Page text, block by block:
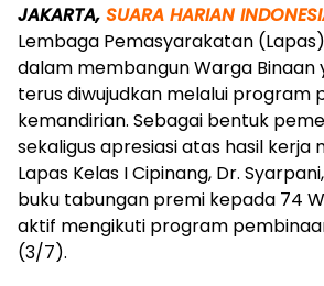
JAKARTA, SUARA HARIAN
Lembaga Pemasyarakatan
dalam membangun Warga Binaan
terus diwujudkan melalui program
kemandirian. Sebagai bentuk
sekaligus apresiasi atas hasil kerja
Lapas Kelas I Cipinang, Dr.
buku tabungan premi kepada 74
aktif mengikuti program
(3/7).